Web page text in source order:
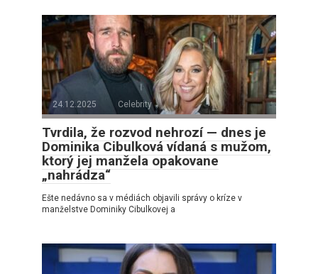
24.12.2025 Celebrity
Tvrdila, že rozvod nehrozí — dnes je
Dominika Cibulková vídaná s mužom,
ktorý jej manžela opakovane
„nahrádza“
Ešte nedávno sa v médiách objavili správy o kríze v
manželstve Dominiky Cibulkovej a